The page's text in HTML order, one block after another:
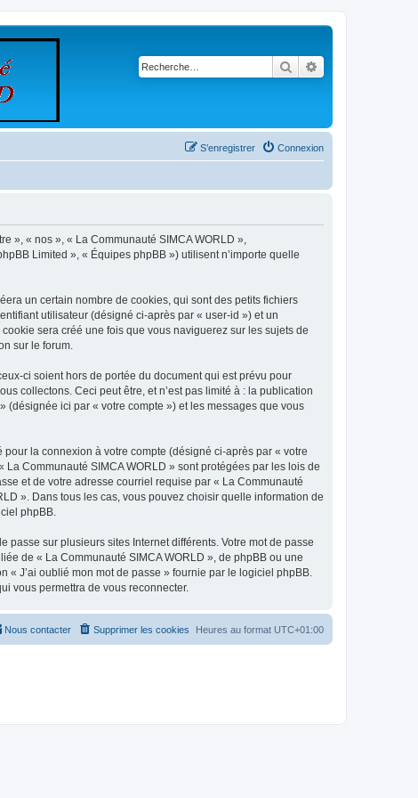
Rechercher
Connexion
S’enregistrer
», « nos », « La Communauté SIMCA WORLD »,
Limited », « Équipes phpBB ») utilisent n’importe quelle
un certain nombre de cookies, qui sont des petits fichiers
utilisateur (désigné ci-après par « user-id ») et un
sera créé une fois que vous naviguerez sur les sujets de
sur le forum.
ci soient hors de portée du document qui est prévu pour
collectons. Ceci peut être, et n’est pas limité à : la publication
(désignée ici par « votre compte ») et les messages que vous
la connexion à votre compte (désigné ci-après par « votre
Communauté SIMCA WORLD » sont protégées par les lois de
et de votre adresse courriel requise par « La Communauté
». Dans tous les cas, vous pouvez choisir quelle information de
phpBB.
passe sur plusieurs sites Internet différents. Votre mot de passe
de « La Communauté SIMCA WORLD », de phpBB ou une
« J’ai oublié mon mot de passe » fournie par le logiciel phpBB.
vous permettra de vous reconnecter.
Heures au format UTC+01:00
Supprimer les cookies
Nous contacter